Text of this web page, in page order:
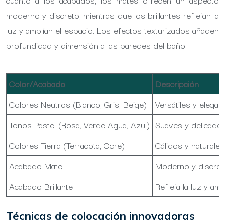
moderno y discreto, mientras que los brillantes reflejan la
luz y amplían el espacio. Los efectos texturizados añaden
profundidad y dimensión a las paredes del baño.
Color/Acabado
Descripción
Colores Neutros (Blanco, Gris, Beige)
Versátiles y
Tonos Pastel (Rosa, Verde Agua, Azul) Suaves y
Colores Tierra (Terracota, Ocre)
Cálidos y
Acabado Mate
Moderno y
Acabado Brillante
Refleja la luz y
Técnicas de colocación innovadoras